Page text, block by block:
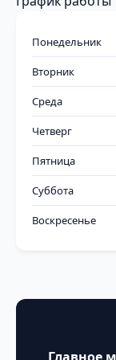
Понедельник
Вторник
Среда
Четверг
Пятница
Суббота
Воскресенье